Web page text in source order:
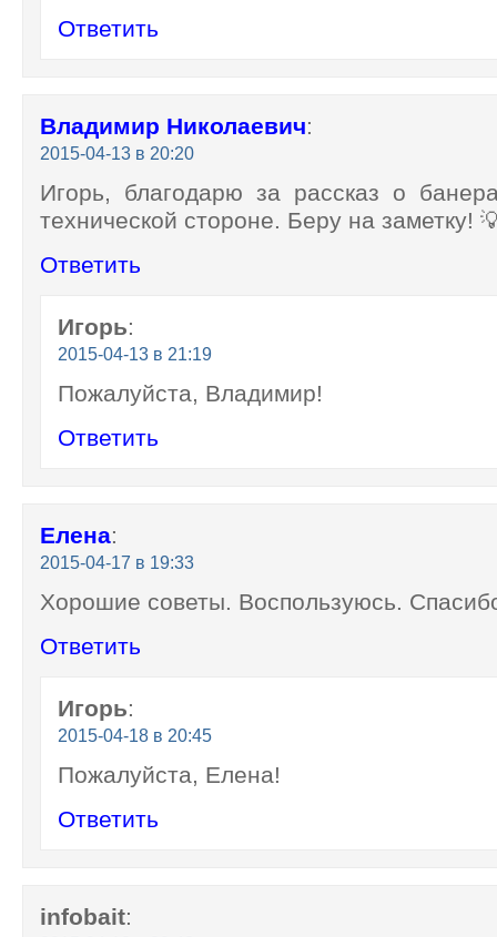
Ответить
Владимир Николаевич:
2015-04-13 в 20:20
Игорь, благодарю за рассказ о
технической стороне. Беру на заметку!
Ответить
Игорь:
2015-04-13 в 21:19
Пожалуйста, Владимир!
Ответить
Елена:
2015-04-17 в 19:33
Хорошие советы. Воспользуюсь.
Ответить
Игорь:
2015-04-18 в 20:45
Пожалуйста, Елена!
Ответить
infobait: